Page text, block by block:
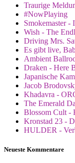
Traurige
#NowPlaying
Smokemaster -
Wish - The
Driving Mrs.
Es gibt live,
Ambient
Draken - Here
Japanische
Jacob
Khadavra -
The Emerald
Blossom Cult -
Kronstad 23 -
HULDER -
Neueste Kommentare